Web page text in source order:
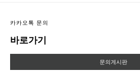
카카오톡 문의
바로가기
문의게시판